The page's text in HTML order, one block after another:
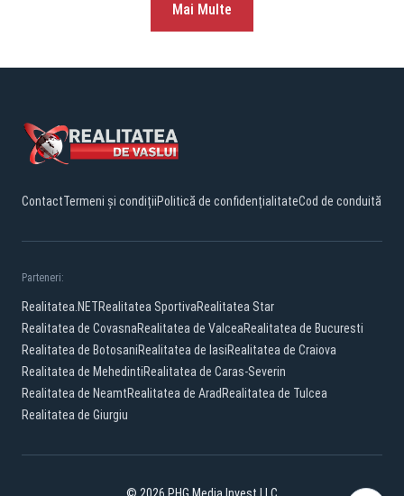
Mai Multe
ContactTermeni și condițiiPolitică de confidențialitateCod de conduită
Parteneri:
Realitatea.NETRealitatea SportivaRealitatea Star
Realitatea de CovasnaRealitatea de ValceaRealitatea de Bucuresti
Realitatea de BotosaniRealitatea de IasiRealitatea de Craiova
Realitatea de MehedintiRealitatea de Caras-Severin
Realitatea de NeamtRealitatea de Arad Realitatea de Tulcea
Realitatea de Giurgiu